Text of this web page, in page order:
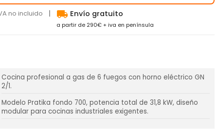
no incluido local_shipping Envío gratuito
a partir de 290€ + iva en península
Cocina profesional a gas de 6 fuegos con horno eléctrico GN
2/1.
Modelo Pratika fondo 700, potencia total de 31,8 kW, diseño
modular para cocinas industriales exigentes.